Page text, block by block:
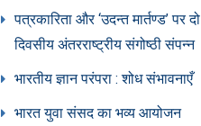
पत्रकारिता और ‘उदन्त मार्तण्ड’ पर दो
दिवसीय अंतरराष्ट्रीय संगोष्ठी संपन्न
भारतीय ज्ञान परंपरा : शोध संभावनाएँ
भारत युवा संसद का भव्य आयोजन